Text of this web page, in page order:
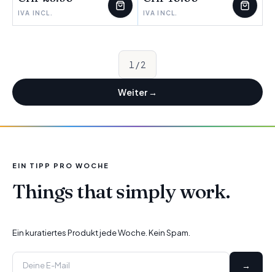
IVA INCL. IVA INCL.
1 /2
Weiter→
EIN TIPP PRO WOCHE
Things that simply work.
Ein kuratiertes Produkt jede Woche. Kein Spam.
→